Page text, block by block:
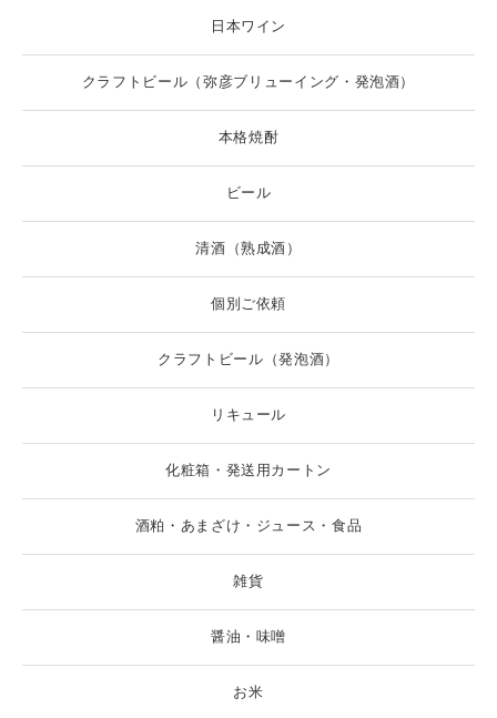
日本ワイン
クラフトビール（弥彦ブリューイング・発泡酒）
本格焼酎
ビール
清酒（熟成酒）
個別ご依頼
クラフトビール（発泡酒）
リキュール
化粧箱・発送用カートン
酒粕・あまざけ・ジュース・食品
雑貨
醤油・味噌
お米